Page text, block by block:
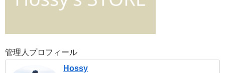
管理人プロフィール
Hossy